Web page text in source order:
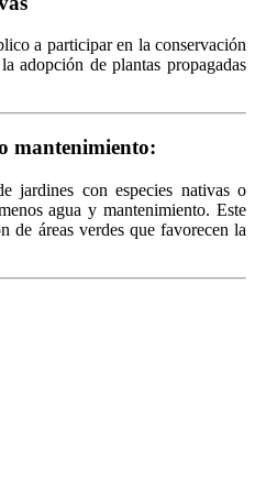
a participar en la conservación
adopción de plantas propagadas
mantenimiento:
jardines con especies nativas o
agua y mantenimiento. Este
de áreas verdes que favorecen la